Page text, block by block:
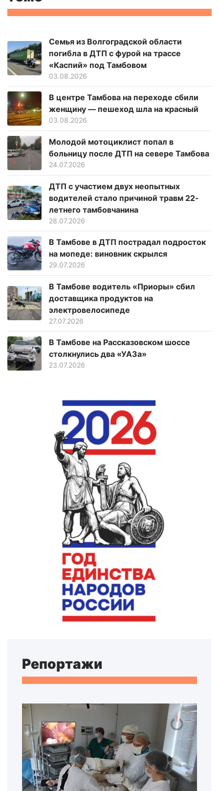
Семья из Волгоградской области
погибла в ДТП с фурой на трассе
«Каспий» под Тамбовом
03.08.2026
В центре Тамбова на переходе сбили
женщину — пешеход шла на красный
03.08.2026
Молодой мотоциклист попал в
больницу после ДТП на севере Тамбова
24.07.2026
ДТП с участием двух неопытных
водителей стало причиной травм 22-
летнего тамбовчанина
28.07.2026
В Тамбове в ДТП пострадал подросток
на мопеде: виновник скрылся
29.07.2026
В Тамбове водитель «Приоры» сбил
доставщика продуктов на
электровелосипеде
27.07.2026
В Тамбове на Рассказовском шоссе
столкнулись два «УАЗа»
23.07.2026
Репортажи